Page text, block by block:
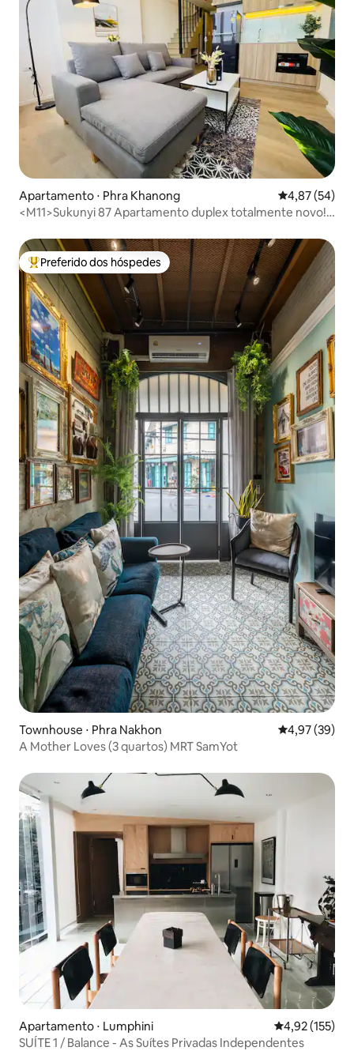
Apartamento ⋅ Phra Khanong 4,87 de uma
4,87 (54)
<M11>Sukunyi 87 Apartamento duplex totalmente novo!
Entre os melhores preferidos dos hóspedes
Preferido dos hóspedes
Townhouse ⋅ Phra Nakhon 4,97 de uma
4,97 (39)
A Mother Loves (3 quartos) MRT SamYot
Apartamento ⋅ Lumphini 4,92 de uma
4,92 (155)
SUÍTE 1 / Balance - As Suítes Privadas Independentes